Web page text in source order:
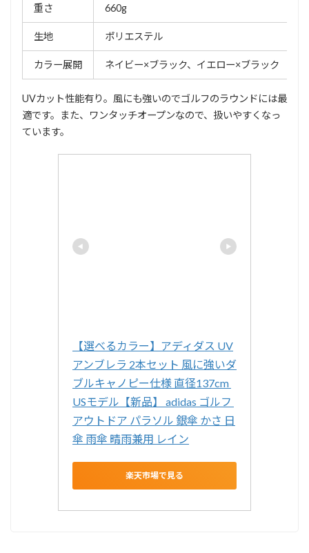
重さ 660g
生地 ポリエステル
カラー展開 ネイビー×ブラック、イエロー×ブラック
UVカット性能有り。風にも強いのでゴルフのラウンドには最
適です。また、ワンタッチオープンなので、扱いやすくなっ
ています。
【選べるカラー】アディダス UV
アンブレラ 2本セット 風に強いダ
ブルキャノピー仕様 直径137cm
USモデル【新品】 adidas ゴルフ
アウトドア パラソル 銀傘 かさ 日
傘 雨傘 晴雨兼用 レイン
楽天市場で見る